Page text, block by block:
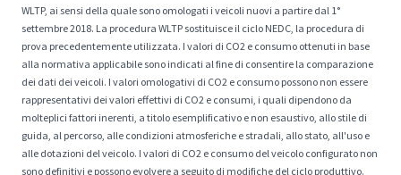
WLTP, ai sensi della quale sono omologati i veicoli nuovi a partire dal 1°
settembre 2018. La procedura WLTP sostituisce il ciclo NEDC, la procedura di
prova precedentemente utilizzata. I valori di CO2 e consumo ottenuti in base
alla normativa applicabile sono indicati al fine di consentire la comparazione
dei dati dei veicoli. I valori omologativi di CO2 e consumo possono non essere
rappresentativi dei valori effettivi di CO2 e consumi, i quali dipendono da
molteplici fattori inerenti, a titolo esemplificativo e non esaustivo, allo stile di
guida, al percorso, alle condizioni atmosferiche e stradali, allo stato, all'uso e
alle dotazioni del veicolo. I valori di CO2 e consumo del veicolo configurato non
sono definitivi e possono evolvere a seguito di modifiche del ciclo produttivo.